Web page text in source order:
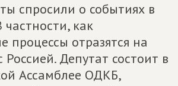
спросили о событиях в
частности, как
процессы отразятся на
Депутат состоит в
Ассамблее ОДКБ,